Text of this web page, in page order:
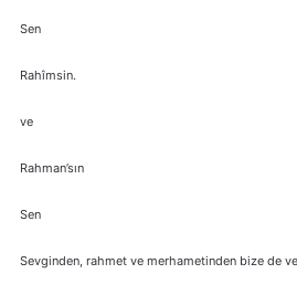
Sen
Rahîmsin.
ve
Rahman’sın
Sen
Sevginden, rahmet ve merhametinden bize de